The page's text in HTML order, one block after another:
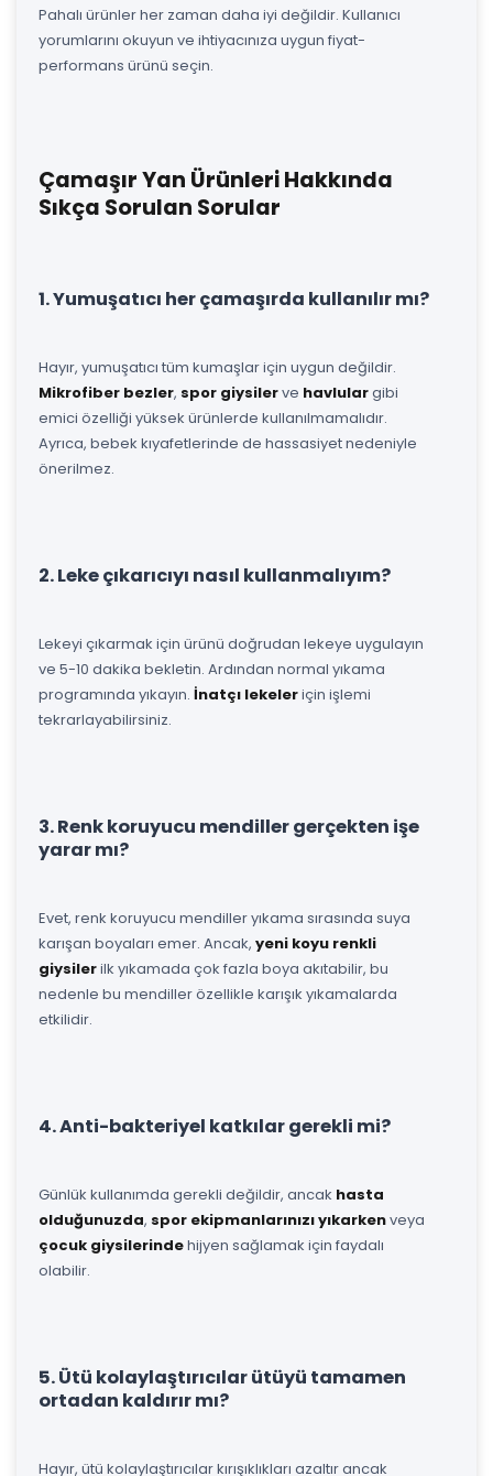
Pahalı ürünler her zaman daha iyi değildir. Kullanıcı
yorumlarını okuyun ve ihtiyacınıza uygun fiyat-
performans ürünü seçin.
Çamaşır Yan Ürünleri Hakkında
Sıkça Sorulan Sorular
1. Yumuşatıcı her çamaşırda kullanılır mı?
Hayır, yumuşatıcı tüm kumaşlar için uygun değildir.
Mikrofiber bezler, spor giysilerve havlulargibi
emici özelliği yüksek ürünlerde kullanılmamalıdır.
Ayrıca, bebek kıyafetlerinde de hassasiyet nedeniyle
önerilmez.
2. Leke çıkarıcıyı nasıl kullanmalıyım?
Lekeyi çıkarmak için ürünü doğrudan lekeye uygulayın
ve 5-10 dakika bekletin. Ardından normal yıkama
programında yıkayın. İnatçı lekeleriçin işlemi
tekrarlayabilirsiniz.
3. Renk koruyucu mendiller gerçekten işe
yarar mı?
Evet, renk koruyucu mendiller yıkama sırasında suya
karışan boyaları emer. Ancak, yeni koyu renkli
giysilerilk yıkamada çok fazla boya akıtabilir, bu
nedenle bu mendiller özellikle karışık yıkamalarda
etkilidir.
4. Anti-bakteriyel katkılar gerekli mi?
Günlük kullanımda gerekli değildir, ancak hasta
olduğunuzda, spor ekipmanlarınızı yıkarkenveya
çocuk giysilerindehijyen sağlamak için faydalı
olabilir.
5. Ütü kolaylaştırıcılar ütüyü tamamen
ortadan kaldırır mı?
Hayır, ütü kolaylaştırıcılar kırışıklıkları azaltır ancak